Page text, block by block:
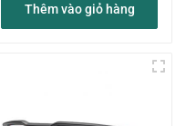
Thêm vào giỏ hàng